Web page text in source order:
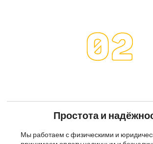
Простота и
Мы работаем с физическими и